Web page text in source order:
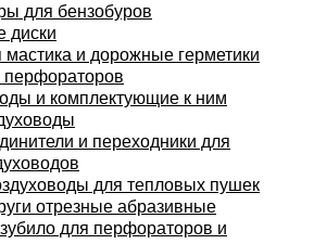
для бензобуров
диски
и дорожные герметики
и комплектующие к ним
и переходники для
для тепловых пушек
отрезные абразивные
для перфораторов и